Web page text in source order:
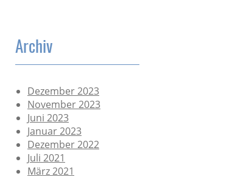
Archiv
Dezember 2023
November 2023
Juni 2023
Januar 2023
Dezember 2022
Juli 2021
März 2021